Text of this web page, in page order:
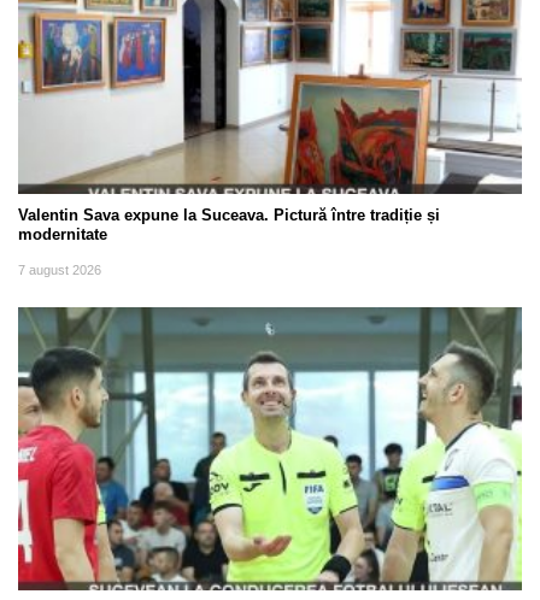
Valentin Sava expune la Suceava. Pictură între tradiție și
modernitate
7 august 2026